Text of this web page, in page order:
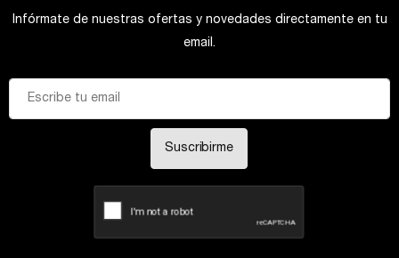
Infórmate de nuestras ofertas y novedades directamente en tu
email.
Suscribirme